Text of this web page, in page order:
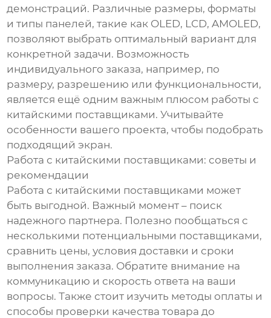
демонстраций. Различные размеры, форматы
и типы панелей, такие как OLED, LCD, AMOLED,
позволяют выбрать оптимальный вариант для
конкретной задачи. Возможность
индивидуального заказа, например, по
размеру, разрешению или функциональности,
является ещё одним важным плюсом работы с
китайскими поставщиками. Учитывайте
особенности вашего проекта, чтобы подобрать
подходящий экран.
Работа с китайскими поставщиками: советы и
рекомендации
Работа с китайскими поставщиками может
быть выгодной. Важный момент – поиск
надежного партнера. Полезно пообщаться с
несколькими потенциальными поставщиками,
сравнить цены, условия доставки и сроки
выполнения заказа. Обратите внимание на
коммуникацию и скорость ответа на ваши
вопросы. Также стоит изучить методы оплаты и
способы проверки качества товара до